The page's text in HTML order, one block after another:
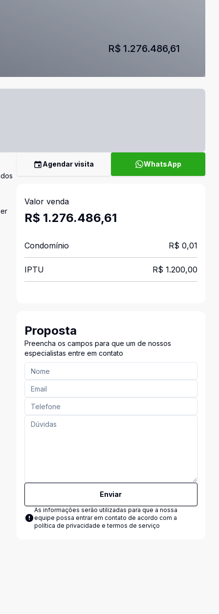
R$ 1.276.486,61
Agendar visita WhatsApp
Valor venda
R$ 1.276.486,61
Condomínio R$ 0,01
IPTU R$ 1.200,00
Proposta
Preencha os campos para que um de nossos
especialistas entre em contato
Enviar
As informações serão utilizadas para que a nossa
equipe possa entrar em contato de acordo com a
política de privacidade e termos de serviço